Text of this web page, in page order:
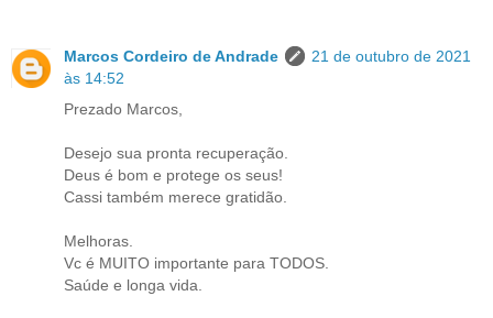
Marcos Cordeiro de Andrade
21 de outubro de 2021
às 14:52
Prezado Marcos,
Desejo sua pronta recuperação.
Deus é bom e protege os seus!
Cassi também merece gratidão.
Melhoras.
Vc é MUITO importante para TODOS.
Saúde e longa vida.